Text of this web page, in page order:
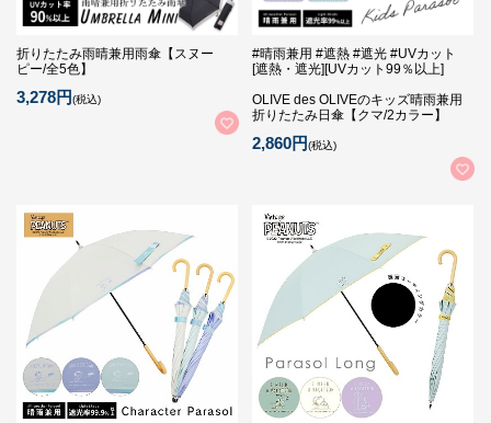
折りたたみ雨晴兼用雨傘【スヌー
ピー/全5色】
3,278円(税込)
#晴雨兼用 #遮熱 #遮光 #UVカット
[遮熱・遮光][UVカット99％以上]
OLIVE des OLIVEのキッズ晴雨兼用
折りたたみ日傘【クマ/2カラー】
2,860円(税込)